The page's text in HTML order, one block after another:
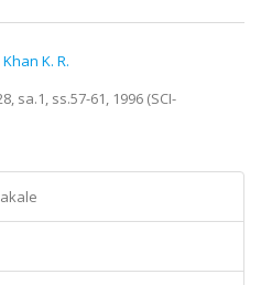
Khan K. R.
sa.1, ss.57-61, 1996 (SCI-